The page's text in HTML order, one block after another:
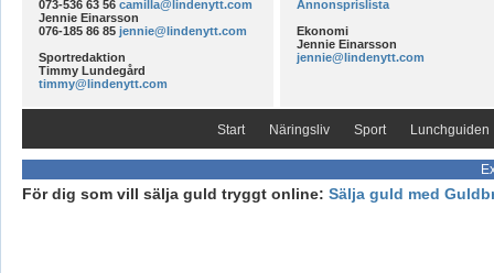
073-536 63 56 camilla@lindenytt.com
Jennie Einarsson
076-185 86 85 jennie@lindenytt.com
Sportredaktion
Timmy Lundegård
timmy@lindenytt.com
Annonsprislista
Ekonomi
Jennie Einarsson
jennie@lindenytt.com
Start Näringsliv Sport Lunchguiden
För dig som vill sälja guld tryggt online: Sälja guld med